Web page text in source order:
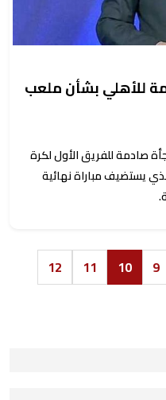
للأهلي بشأن ملعب
صادمة للفريق الأول لكرة
يستضيف مباراة نهائية
9
10
11
12